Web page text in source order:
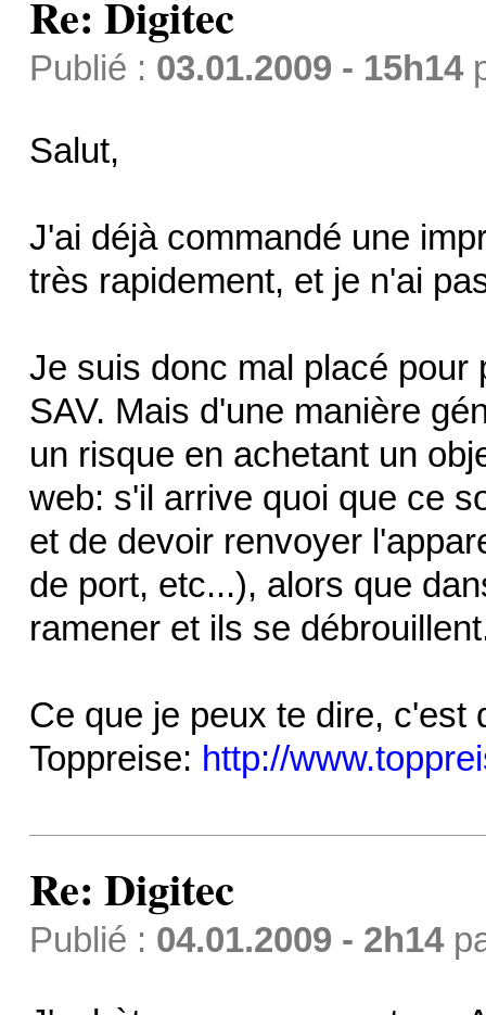
Re: Digitec
Publié : 03.01.2009 - 15h14
Salut,
J'ai déjà commandé une
très rapidement, et je n'ai
Je suis donc mal placé pour
SAV. Mais d'une manière
un risque en achetant un
web: s'il arrive quoi que ce
et de devoir renvoyer
de port, etc...), alors que
ramener et ils se
Ce que je peux te dire, c'est
Toppreise: http://
Re: Digitec
Publié : 04.01.2009 - 2h14